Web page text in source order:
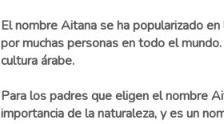
El nombre Aitana se ha popularizado
por muchas personas en todo el
cultura árabe.
Para los padres que eligen el nombre
importancia de la naturaleza, y es un